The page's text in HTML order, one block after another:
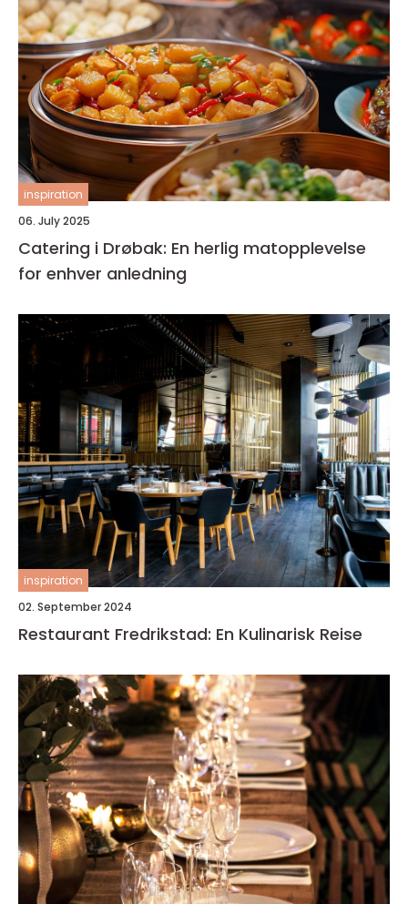
inspiration
06. July 2025
Catering i Drøbak: En herlig matopplevelse
for enhver anledning
inspiration
02. September 2024
Restaurant Fredrikstad: En Kulinarisk Reise